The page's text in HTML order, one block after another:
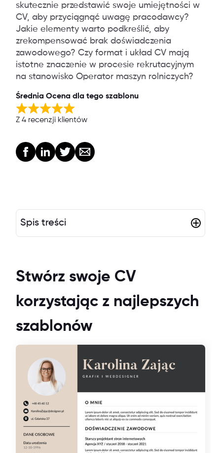
skutecznie przedstawić swoje umiejętności w
CV, aby przyciągnąć uwagę pracodawcy?
Jakie elementy warto podkreślić, aby
zrekompensować brak doświadczenia
zawodowego? Czy format i układ CV mają
istotne znaczenie w procesie rekrutacyjnym
na stanowisko Operator maszyn rolniczych?
Średnia Ocena dla tego szablonu
Z 4 recenzji klientów
Spis treści
Stwórz swoje CV
korzystając z najlepszych
szablonów